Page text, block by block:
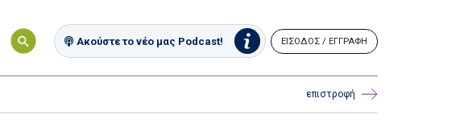
Ακούστε το νέο μας Podcast! ΕΙΣΟΔΟΣ / ΕΓΓΡΑΦΗ
επιστροφή